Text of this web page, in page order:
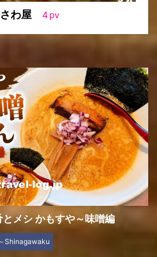
わ屋 4 pv
メシ かもすや～味噌編
Shinagawaku